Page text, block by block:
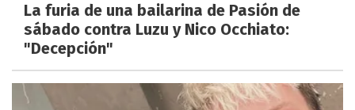
La furia de una bailarina de Pasión de
sábado contra Luzu y Nico Occhiato:
"Decepción"